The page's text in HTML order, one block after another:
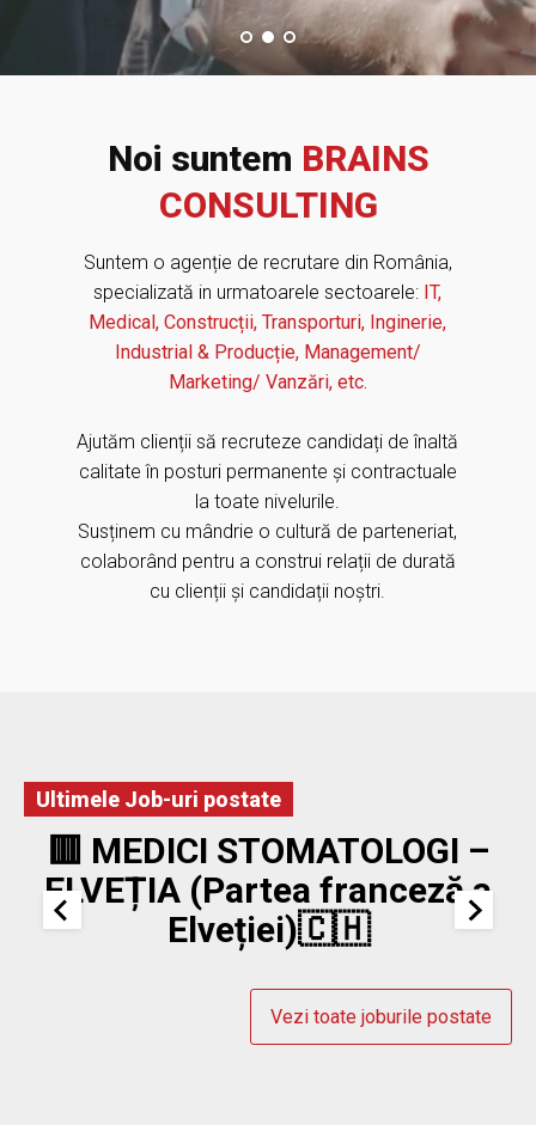
Noi suntem BRAINS
CONSULTING
Suntem o agenție de recrutare din România,
specializată in urmatoarele sectoarele: IT,
Medical, Construcții, Transporturi, Inginerie,
Industrial & Producție, Management/
Marketing/ Vanzări, etc.
Ajutăm clienții să recruteze candidați de înaltă
calitate în posturi permanente și contractuale
la toate nivelurile.
Susținem cu mândrie o cultură de parteneriat,
colaborând pentru a construi relații de durată
cu clienții și candidații noștri.
Ultimele Job-uri postate
🟥 MEDICI STOMATOLOGI –
ELVEȚIA (Partea franceză a
Elveției)🇨🇭
Vezi toate joburile postate